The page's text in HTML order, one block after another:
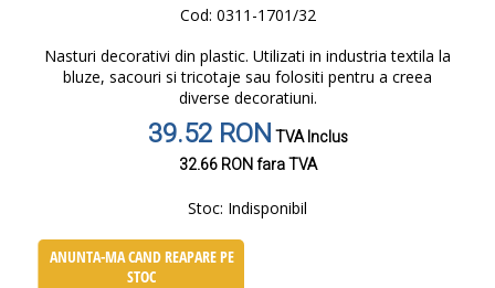
Cod: 0311-1701/32
Nasturi decorativi din plastic. Utilizati in industria textila la
bluze, sacouri si tricotaje sau folositi pentru a creea
diverse decoratiuni.
39.52 RONTVA Inclus
32.66 RONfara TVA
Stoc: Indisponibil
ANUNTA-MA CAND REAPARE PE
STOC